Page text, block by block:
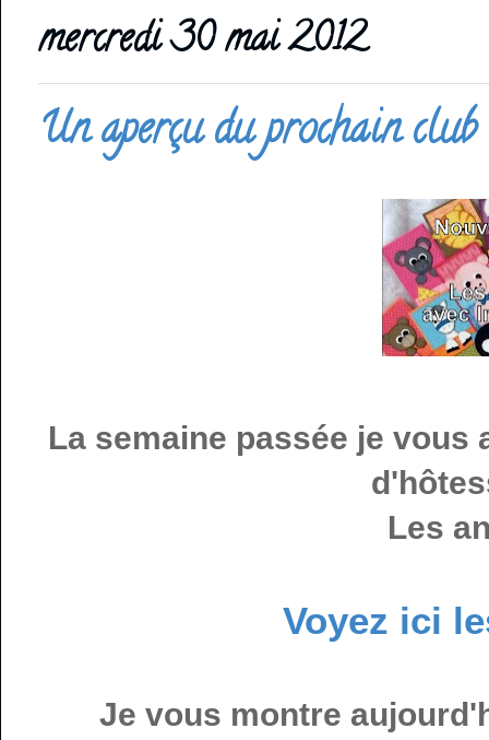
mercredi 30 mai 2012
Un aperçu du prochain club
La semaine passée je
Les
Voyez ici
Je vous montre